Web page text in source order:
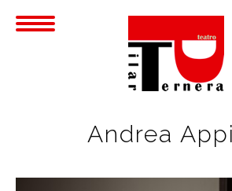
Andrea